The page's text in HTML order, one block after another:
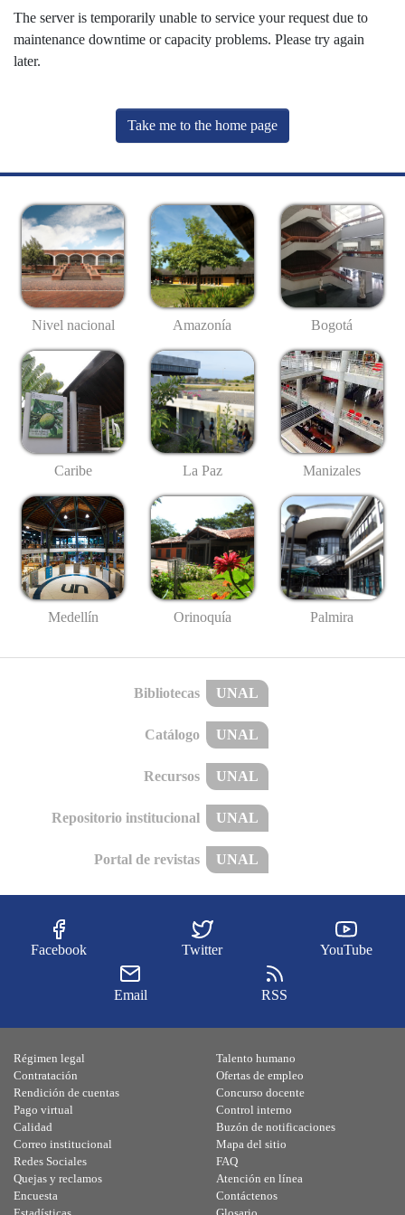
The server is temporarily unable to service your request due to
maintenance downtime or capacity problems. Please try again
later.
Take me to the home page
Nivel nacional Amazonía Bogotá
Caribe La Paz Manizales
Medellín Orinoquía Palmira
Bibliotecas UNAL
Catálogo UNAL
Recursos UNAL
Repositorio institucional UNAL
Portal de revistas UNAL
Facebook Twitter YouTube
Email RSS
Régimen legal
Contratación
Rendición de cuentas
Pago virtual
Calidad
Talento humano
Ofertas de empleo
Concurso docente
Control interno
Buzón de notificaciones
Correo institucional
Redes Sociales
Quejas y reclamos
Encuesta
Mapa del sitio
FAQ
Atención en línea
Contáctenos